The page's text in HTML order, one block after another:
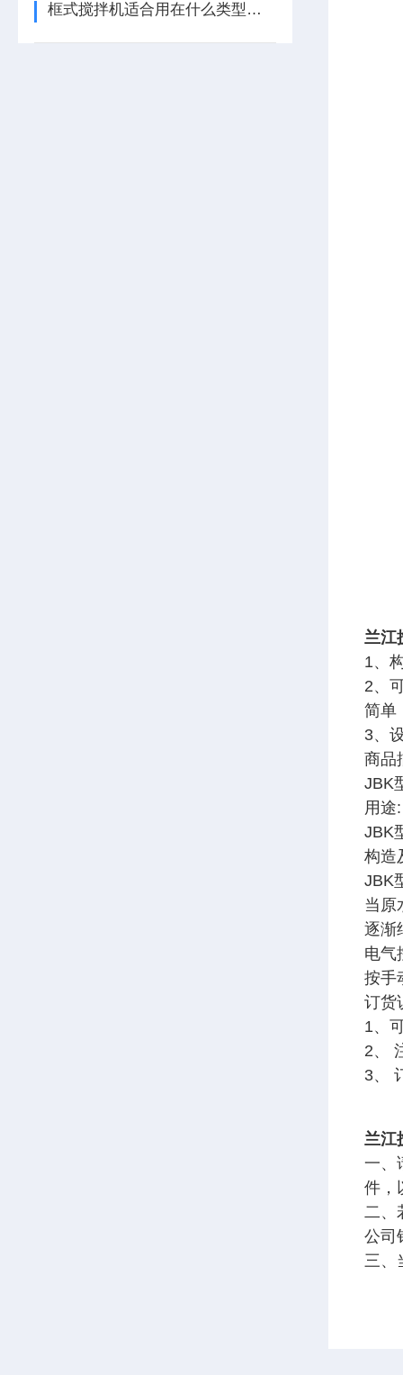
框式搅拌机适合用在什么类型的池子
兰江
1、
2、
简单
3、
商品
JBK
用途:
JBK
构造
JBK
当原
逐渐
电气
按手
订货
1、
2、
3、
兰江
一、
件，
二、
公司
三、